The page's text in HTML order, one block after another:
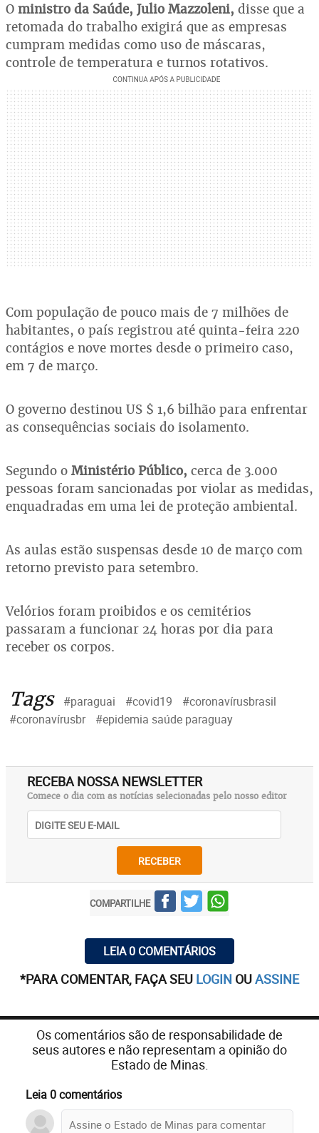
O ministro da Saúde, Julio Mazzoleni, disse que a
retomada do trabalho exigirá que as empresas
cumpram medidas como uso de máscaras,
controle de temperatura e turnos rotativos.
Com população de pouco mais de 7 milhões de
habitantes, o país registrou até quinta-feira 220
contágios e nove mortes desde o primeiro caso,
em 7 de março.
O governo destinou US $ 1,6 bilhão para enfrentar
as consequências sociais do isolamento.
Segundo o Ministério Público, cerca de 3.000
pessoas foram sancionadas por violar as medidas,
enquadradas em uma lei de proteção ambiental.
As aulas estão suspensas desde 10 de março com
retorno previsto para setembro.
Velórios foram proibidos e os cemitérios
passaram a funcionar 24 horas por dia para
receber os corpos.
Tags #paraguai #covid19
#coronavírusbrasil
#coronavírusbr
#epidemia saúde paraguay
RECEBA NOSSA NEWSLETTER
Comece o dia com as notícias selecionadas pelo nosso editor
RECEBER
COMPARTILHE
LEIA 0 COMENTÁRIOS
*PARA COMENTAR, FAÇA SEU LOGIN OUASSINE
Os comentários são de responsabilidade de
seus autores e não representam a opinião do
Estado de Minas.
Leia 0 comentários